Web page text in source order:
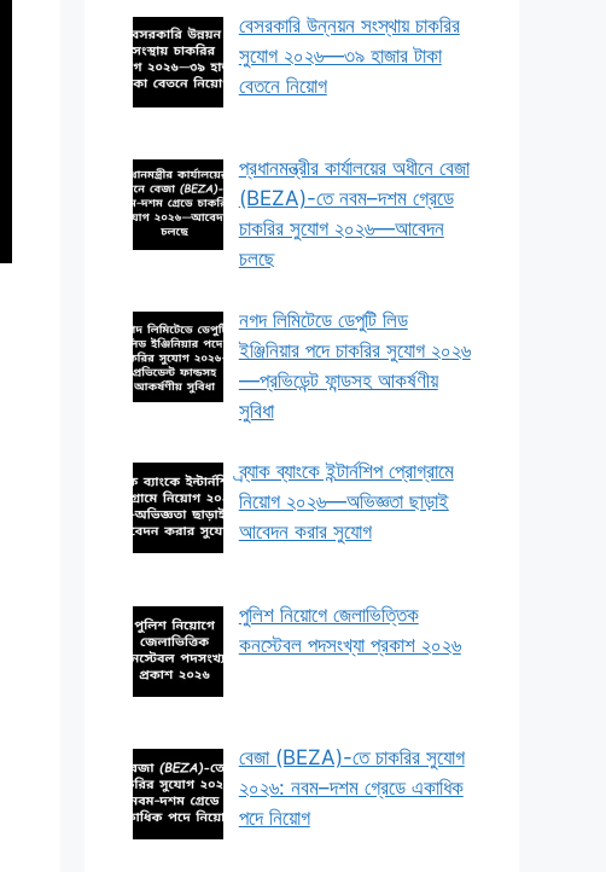
বেসরকারি উন্নয়ন সংস্থায় চাকরির
সুযোগ ২০২৬—৩৯ হাজার টাকা
বেতনে নিয়োগ
প্রধানমন্ত্রীর কার্যালয়ের অধীনে বেজা
(BEZA)-তে নবম–দশম গ্রেডে
চাকরির সুযোগ ২০২৬—আবেদন
চলছে
নগদ লিমিটেডে ডেপুটি লিড
ইঞ্জিনিয়ার পদে চাকরির সুযোগ ২০২৬
—প্রভিডেন্ট ফান্ডসহ আকর্ষণীয়
সুবিধা
ব্র্যাক ব্যাংকে ইন্টার্নশিপ প্রোগ্রামে
নিয়োগ ২০২৬—অভিজ্ঞতা ছাড়াই
আবেদন করার সুযোগ
পুলিশ নিয়োগে জেলাভিত্তিক
কনস্টেবল পদসংখ্যা প্রকাশ ২০২৬
বেজা (BEZA)-তে চাকরির সুযোগ
২০২৬: নবম–দশম গ্রেডে একাধিক
পদে নিয়োগ